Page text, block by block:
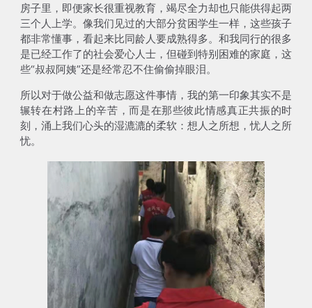
房子里，即便家长很重视教育，竭尽全力却也只能供得起两
三个人上学。像我们见过的大部分贫困学生一样，这些孩子
都非常懂事，看起来比同龄人要成熟得多。和我同行的很多
是已经工作了的社会爱心人士，但碰到特别困难的家庭，这
些“叔叔阿姨”还是经常忍不住偷偷掉眼泪。
所以对于做公益和做志愿这件事情，我的第一印象其实不是
辗转在村路上的辛苦，而是在那些彼此情感真正共振的时
刻，涌上我们心头的湿漉漉的柔软 ：想人之所想，忧人之所
忧。